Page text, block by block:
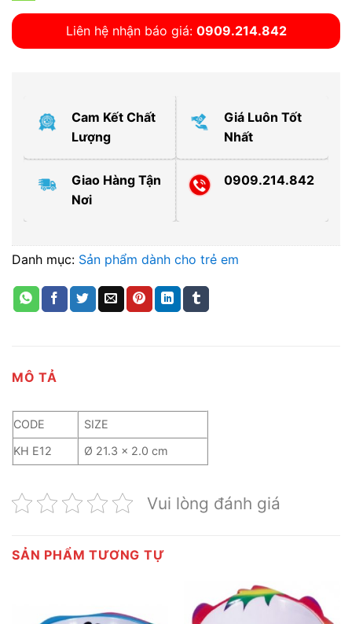
Liên hệ nhận báo giá: 0909.214.842
Cam Kết Chất
Lượng
Giá Luôn Tốt
Nhất
Giao Hàng Tận
Nơi
0909.214.842
Danh mục: Sản phẩm dành cho trẻ em
MÔ TẢ
CODE
SIZE
KH E12
Ø 21.3 x 2.0 cm
Vui lòng đánh giá
SẢN PHẨM TƯƠNG TỰ